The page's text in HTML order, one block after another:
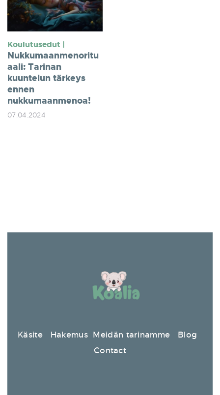
Koulutusedut |
Nukkumaanmenoritu
aali: Tarinan
kuuntelun tärkeys
ennen
nukkumaanmenoa!
07.04.2024
Käsite Hakemus Meidän tarinamme
Blog
Contact